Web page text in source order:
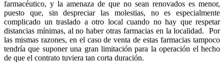
farmacéutico, y la amenaza de que no sean renovados es menor,
puesto que, sin despreciar las molestias, no es especialmente
complicado un traslado a otro local cuando no hay que respetar
distancias mínimas, al no haber otras farmacias en la localidad.
Por
las mismas razones, en el caso de venta de estas farmacias tampoco
tendría que suponer una gran limitación para la operación el hecho
de que el contrato tuviera tan corta duración.